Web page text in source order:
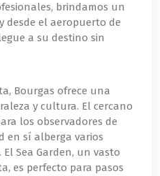
brindamos un
desde el aeropuerto de
a su destino sin
Bourgas ofrece una
y cultura. El cercano
los observadores de
en sí alberga varios
Sea Garden, un vasto
es perfecto para pasos